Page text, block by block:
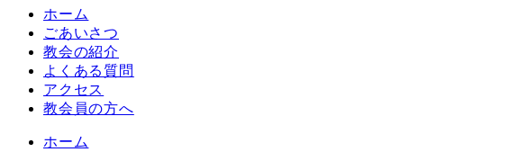
ホーム
ごあいさつ
教会の紹介
よくある質問
アクセス
教会員の方へ
ホーム